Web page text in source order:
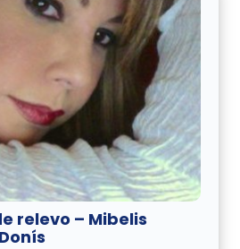
relevo – Mibelis